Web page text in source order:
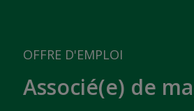
OFFRE D'EMPLOI
Associé(e) de